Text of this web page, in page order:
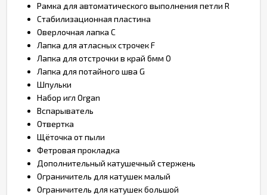
Рамка для автоматического выполнения петли R
Стабилизационная пластина
Оверлочная лапка С
Лапка для атласных строчек F
Лапка для отстрочки в край 6мм O
Лапка для потайного шва G
Шпульки
Набор игл Organ
Вспарыватель
Отвертка
Щёточка от пыли
Фетровая прокладка
Дополнительный катушечный стержень
Ограничитель для катушек малый
Ограничитель для катушек большой